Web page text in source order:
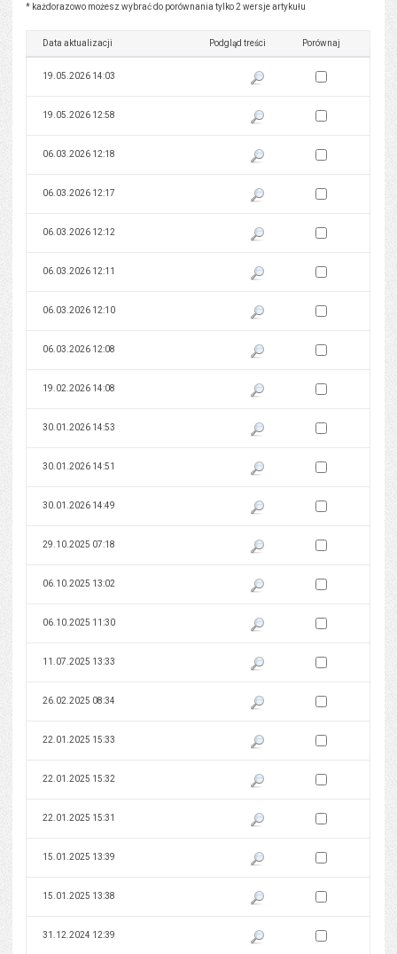
Rejestr zmian treści artykułu: Pełnomocnicy i Doradcy Prezydenta
* każdorazowo możesz wybrać do porównania tylko 2 wersje artykułu
Data aktualizacji Podgląd treści Porównaj
19.05.2026 14:03 Pokaż podgląd wersji z dnia
Zaznacz wersję do
19.05.2026 12:58 Pokaż podgląd wersji z dnia
Zaznacz wersję do
06.03.2026 12:18 Pokaż podgląd wersji z dnia
Zaznacz wersję do
06.03.2026 12:17 Pokaż podgląd wersji z dnia
Zaznacz wersję do
06.03.2026 12:12 Pokaż podgląd wersji z dnia
Zaznacz wersję do
06.03.2026 12:11 Pokaż podgląd wersji z dnia
Zaznacz wersję do
06.03.2026 12:10 Pokaż podgląd wersji z dnia
Zaznacz wersję do
06.03.2026 12:08 Pokaż podgląd wersji z dnia
Zaznacz wersję do
19.02.2026 14:08 Pokaż podgląd wersji z dnia
Zaznacz wersję do
30.01.2026 14:53 Pokaż podgląd wersji z dnia
Zaznacz wersję do
30.01.2026 14:51 Pokaż podgląd wersji z dnia
Zaznacz wersję do
30.01.2026 14:49 Pokaż podgląd wersji z dnia
Zaznacz wersję do
29.10.2025 07:18 Pokaż podgląd wersji z dnia
Zaznacz wersję do
06.10.2025 13:02 Pokaż podgląd wersji z dnia
Zaznacz wersję do
06.10.2025 11:30 Pokaż podgląd wersji z dnia
Zaznacz wersję do
11.07.2025 13:33 Pokaż podgląd wersji z dnia
Zaznacz wersję do
26.02.2025 08:34 Pokaż podgląd wersji z dnia
Zaznacz wersję do
22.01.2025 15:33 Pokaż podgląd wersji z dnia
Zaznacz wersję do
22.01.2025 15:32 Pokaż podgląd wersji z dnia
Zaznacz wersję do
22.01.2025 15:31 Pokaż podgląd wersji z dnia
Zaznacz wersję do
15.01.2025 13:39 Pokaż podgląd wersji z dnia
Zaznacz wersję do
15.01.2025 13:38 Pokaż podgląd wersji z dnia
Zaznacz wersję do
31.12.2024 12:39 Pokaż podgląd wersji z dnia
Zaznacz wersję do